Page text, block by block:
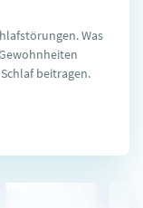
Was
beitragen.